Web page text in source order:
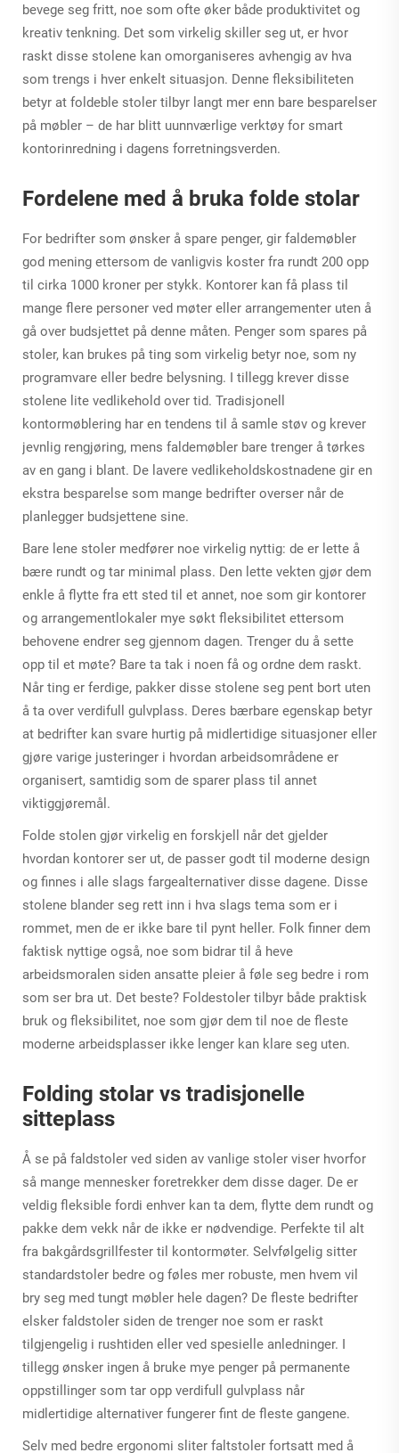
bevege seg fritt, noe som ofte øker både produktivitet og
kreativ tenkning. Det som virkelig skiller seg ut, er hvor
raskt disse stolene kan omorganiseres avhengig av hva
som trengs i hver enkelt situasjon. Denne fleksibiliteten
betyr at foldeble stoler tilbyr langt mer enn bare besparelser
på møbler – de har blitt uunnværlige verktøy for smart
kontorinredning i dagens forretningsverden.
Fordelene med å bruka folde stolar
For bedrifter som ønsker å spare penger, gir faldemøbler
god mening ettersom de vanligvis koster fra rundt 200 opp
til cirka 1000 kroner per stykk. Kontorer kan få plass til
mange flere personer ved møter eller arrangementer uten å
gå over budsjettet på denne måten. Penger som spares på
stoler, kan brukes på ting som virkelig betyr noe, som ny
programvare eller bedre belysning. I tillegg krever disse
stolene lite vedlikehold over tid. Tradisjonell
kontormøblering har en tendens til å samle støv og krever
jevnlig rengjøring, mens faldemøbler bare trenger å tørkes
av en gang i blant. De lavere vedlikeholdskostnadene gir en
ekstra besparelse som mange bedrifter overser når de
planlegger budsjettene sine.
Bare lene stoler medfører noe virkelig nyttig: de er lette å
bære rundt og tar minimal plass. Den lette vekten gjør dem
enkle å flytte fra ett sted til et annet, noe som gir kontorer
og arrangementlokaler mye søkt fleksibilitet ettersom
behovene endrer seg gjennom dagen. Trenger du å sette
opp til et møte? Bare ta tak i noen få og ordne dem raskt.
Når ting er ferdige, pakker disse stolene seg pent bort uten
å ta over verdifull gulvplass. Deres bærbare egenskap betyr
at bedrifter kan svare hurtig på midlertidige situasjoner eller
gjøre varige justeringer i hvordan arbeidsområdene er
organisert, samtidig som de sparer plass til annet
viktiggjøremål.
Folde stolen gjør virkelig en forskjell når det gjelder
hvordan kontorer ser ut, de passer godt til moderne design
og finnes i alle slags fargealternativer disse dagene. Disse
stolene blander seg rett inn i hva slags tema som er i
rommet, men de er ikke bare til pynt heller. Folk finner dem
faktisk nyttige også, noe som bidrar til å heve
arbeidsmoralen siden ansatte pleier å føle seg bedre i rom
som ser bra ut. Det beste? Foldestoler tilbyr både praktisk
bruk og fleksibilitet, noe som gjør dem til noe de fleste
moderne arbeidsplasser ikke lenger kan klare seg uten.
Folding stolar vs tradisjonelle
sitteplass
Å se på faldstoler ved siden av vanlige stoler viser hvorfor
så mange mennesker foretrekker dem disse dager. De er
veldig fleksible fordi enhver kan ta dem, flytte dem rundt og
pakke dem vekk når de ikke er nødvendige. Perfekte til alt
fra bakgårdsgrillfester til kontormøter. Selvfølgelig sitter
standardstoler bedre og føles mer robuste, men hvem vil
bry seg med tungt møbler hele dagen? De fleste bedrifter
elsker faldstoler siden de trenger noe som er raskt
tilgjengelig i rushtiden eller ved spesielle anledninger. I
tillegg ønsker ingen å bruke mye penger på permanente
oppstillinger som tar opp verdifull gulvplass når
midlertidige alternativer fungerer fint de fleste gangene.
Selv med bedre ergonomi sliter faltstoler fortsatt med å